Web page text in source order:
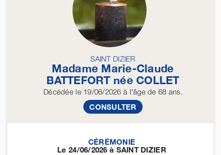
SAINT DIZIER
Madame Marie-Claude
BATTEFORTnéeCOLLET
Décédéele 19/06/2026 à l'âge de 68 ans.
CONSULTER
CÉRÉMONIE
Le 24/06/2026 à SAINT DIZIER